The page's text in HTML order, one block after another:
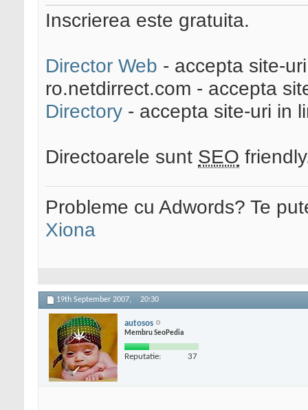
Inscrierea este gratuita.
Director Web - accepta site-
ro.netdirrect.com - accepta
Directory - accepta site-uri in
Directoarele sunt SEO
Probleme cu Adwords? Te
Xiona
19th September 2007, 20:30
autosos
Membru SeoPedia
Reputatie: 37